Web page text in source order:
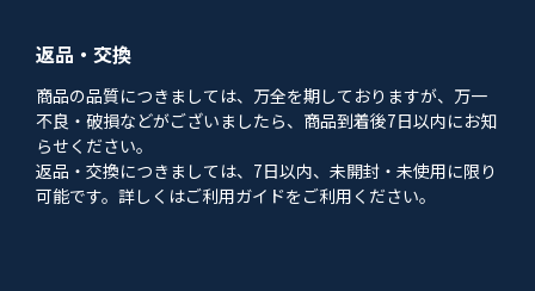
返品・交換
商品の品質につきましては、万全を期しておりますが、万一
不良・破損などがございましたら、商品到着後7日以内にお知
らせください。
返品・交換につきましては、7日以内、未開封・未使用に限り
可能です。詳しくはご利用ガイドをご利用ください。